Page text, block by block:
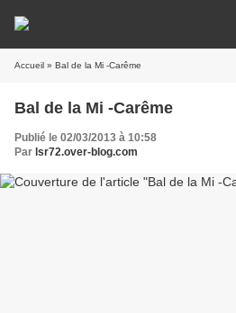
Accueil » Bal de la Mi -Carême
Bal de la Mi -Carême
Publié le 02/03/2013 à 10:58
Par lsr72.over-blog.com